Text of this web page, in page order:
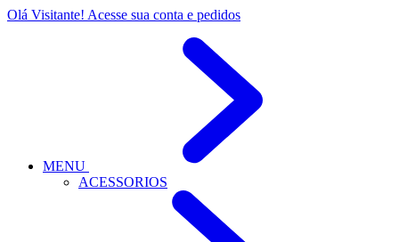
Olá Visitante! Acesse sua conta e pedidos
MENU
ACESSORIOS